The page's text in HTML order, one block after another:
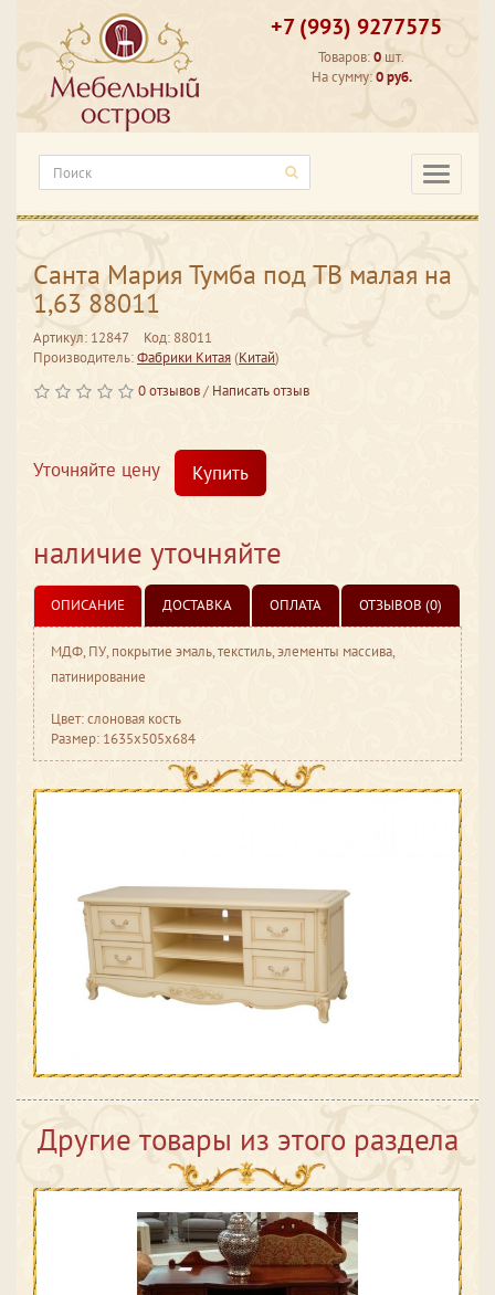
+7 (993) 9277575
Товаров:0 шт.
На сумму:0 руб.
Санта Мария Тумба под ТВ малая на
1,63 88011
Артикул: 12847
Код: 88011
Производитель:Фабрики Китая(Китай)
0 отзывов/ Написать отзыв
Уточняйте цену Купить
наличие уточняйте
ОПИСАНИЕ ДОСТАВКА ОПЛАТА ОТЗЫВОВ (0)
МДФ, ПУ, покрытие эмаль, текстиль, элементы массива,
патинирование
Цвет: слоновая кость
Размер: 1635x505x684
Другие товары из этого раздела